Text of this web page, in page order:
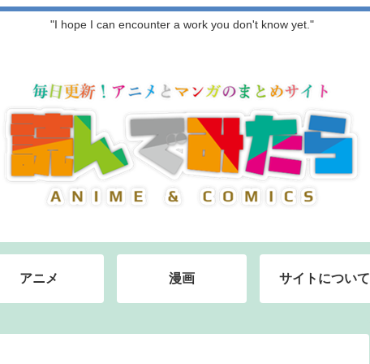
"I hope I can encounter a work you don't know yet."
アニメ 漫画 サイトについて